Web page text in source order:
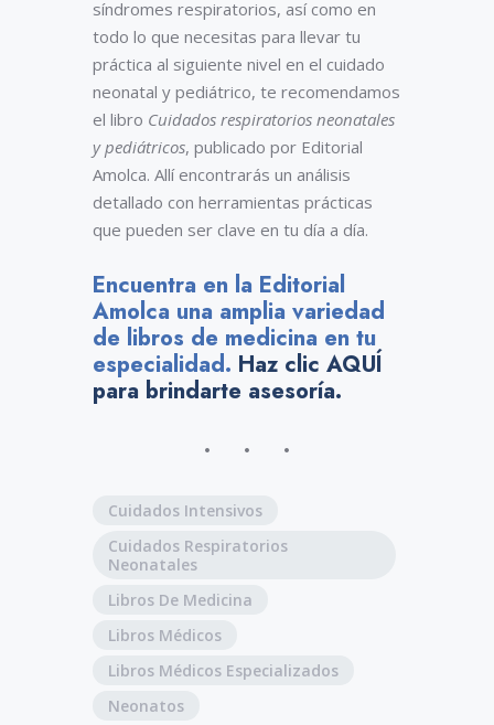
síndromes respiratorios, así como en
todo lo que necesitas para llevar tu
práctica al siguiente nivel en el cuidado
neonatal y pediátrico, te recomendamos
el libro Cuidados respiratorios neonatales
y pediátricos, publicado por Editorial
Amolca. Allí encontrarás un análisis
detallado con herramientas prácticas
que pueden ser clave en tu día a día.
Encuentra en la Editorial
Amolca una amplia variedad
de libros de medicina en tu
especialidad. Haz clic AQUÍ
para brindarte asesoría.
Cuidados Intensivos
Cuidados Respiratorios
Neonatales
Libros De Medicina
Libros Médicos
Libros Médicos Especializados
Neonatos